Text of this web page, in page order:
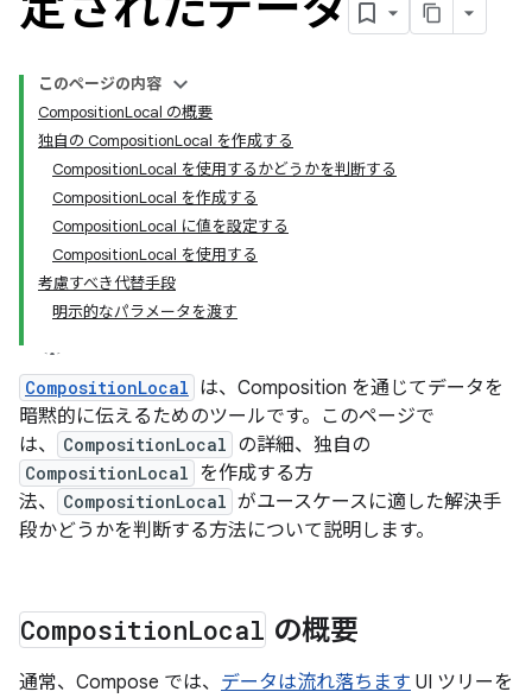
このページの内容
CompositionLocal の概要
独自の CompositionLocal を作成する
CompositionLocal を使用するかどうかを判断する
CompositionLocal を作成する
CompositionLocal に値を設定する
CompositionLocal を使用する
考慮すべき代替手段
明示的なパラメータを渡す
CompositionLocal は、Composition を通じてデータを
暗黙的に伝えるためのツールです。このページで
は、
CompositionLocal の詳細、独自の
CompositionLocal を作成する方
法、
CompositionLocal がユースケースに適した解決手
段かどうかを判断する方法について説明します。
CompositionLocal の概要
通常、Compose では、 データは流れ落ちます UI ツリーを